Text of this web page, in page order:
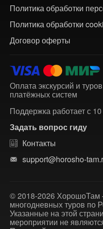
Политика обработки
Политика обработки
Договор оферты
Оплата экскурсий и
платёжных систем
Поддержка работает с
Задать вопрос гиду
Контакты
support@horosho-
© 2018-2026 ХорошоТам
многодневных туров по
Указанные на этой
мероприятии не